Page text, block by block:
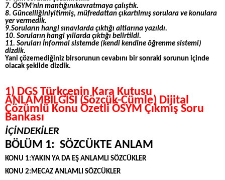
7. ÖSYM’nin mantığınıkavratmaya çalıştık.
8. Güncelliğiniyitirmiş, müfredattan çıkartılmış sorulara ve konulara
yer vermedik.
9.Soruların hangi sınavlarda çıktığı altlarına yazıldı.
10. Soruların hangi yıllarda çıktığı belirtildi.
11. Soruları İnformal sistemde (kendi kendine öğrenme sistemi)
dizdik.
Yani çözemediğiniz birsorunun cevabını bir sonraki sorunun içinde
olacak şekilde dizdik.
1) DGS Türkçenin Kara Kutusu
ANLAMBİLGİSİ (Sözcük-Cümle) Dijital
Çözümlü Konu Özetli ÖSYM Çıkmış Soru
Bankası
İÇİNDEKİLER
BÖLÜM 1: SÖZCÜKTE ANLAM
KONU 1:YAKIN YA DA EŞ ANLAMLI SÖZCÜKLER
KONU 2:MECAZ ANLAMLI SÖZCÜKLER